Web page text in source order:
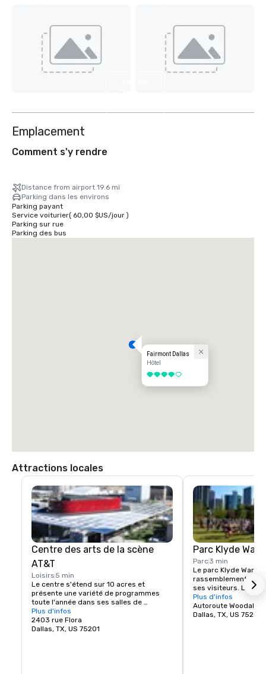
Emplacement
Comment s'y rendre
Distance from airport 19.6 mi
Parking dans les environs
Parking payant
Service voiturier( 60,00 $US/jour)
Parking sur rue
Parking des bus
Fairmont Dallas
Hôtel
4 sur 5
Attractions locales
Centre des arts de la scène
AT&T
Loisirs 5 min
Le centre s'étend sur 10 acres et
présente une variété de programmes
toute l'année dans ses salles de
spectacle intérieures et extérieures,
notamment la Lexus Broadway Series et,
en association avec TITAS, de la danse et
Plus d'infos
2403 rue Flora
Dallas, TX, US 75201
Parc Klyde
Parc3 min
Le parc Klyde
rassemblement
ses visiteurs. Le
acres est un espace
construit au-dessus
encastrée Woodall
Plus d'infos
Autoroute Woodall
Dallas, TX, US 75201